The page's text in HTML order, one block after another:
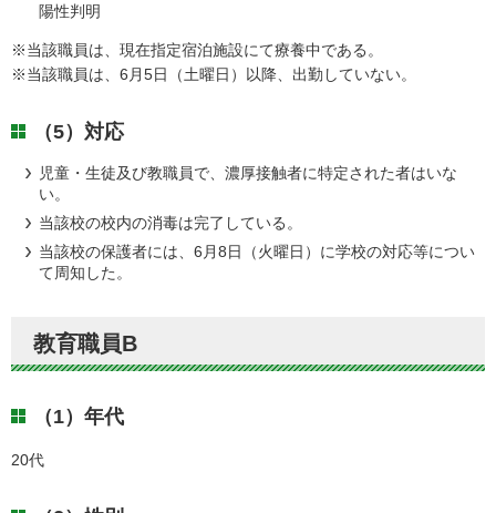
陽性判明
※当該職員は、現在指定宿泊施設にて療養中である。
※当該職員は、6月5日（土曜日）以降、出勤していない。
（5）対応
児童・生徒及び教職員で、濃厚接触者に特定された者はいな
い。
当該校の校内の消毒は完了している。
当該校の保護者には、6月8日（火曜日）に学校の対応等につい
て周知した。
教育職員B
（1）年代
20代